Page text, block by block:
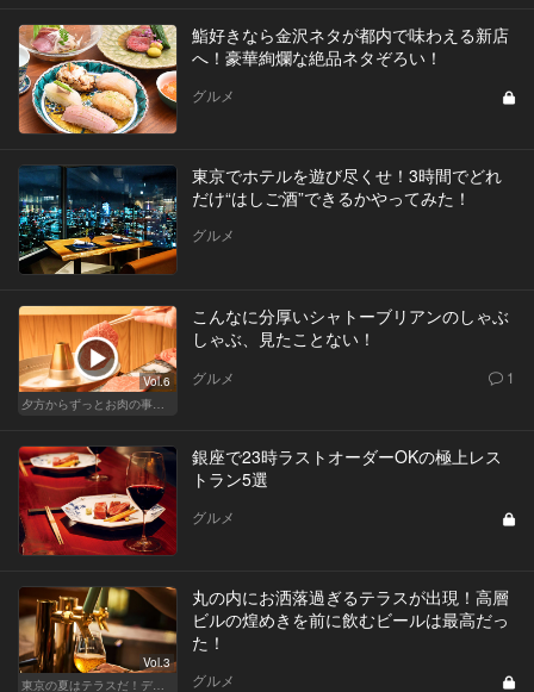
鮨好きなら金沢ネタが都内で味わえる新店
へ！豪華絢爛な絶品ネタぞろい！
グルメ
東京でホテルを遊び尽くせ！3時間でどれ
だけ“はしご酒”できるかやってみた！
グルメ
Vol.6
こんなに分厚いシャトーブリアンのしゃぶ
しゃぶ、見たことない！
グルメ 1
銀座で23時ラストオーダーOKの極上レス
トラン5選
グルメ
Vol.3
丸の内にお洒落過ぎるテラスが出現！高層
ビルの煌めきを前に飲むビールは最高だっ
た！
グルメ